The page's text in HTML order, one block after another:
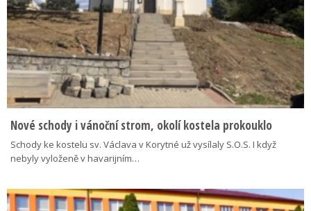
Nové schody i vánoční strom, okolí kostela prokouklo
Schody ke kostelu sv. Václava v Korytné už vysílaly S.O.S. I když
nebyly vyloženě v havarijním…